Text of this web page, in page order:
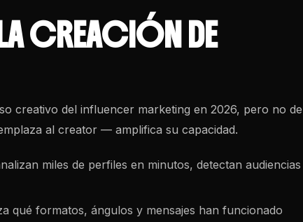
CREACIÓN DE
creativo del influencer marketing en 2026, pero no de
al creator — amplifica su capacidad.
miles de perfiles en minutos, detectan audiencias
qué formatos, ángulos y mensajes han funcionado